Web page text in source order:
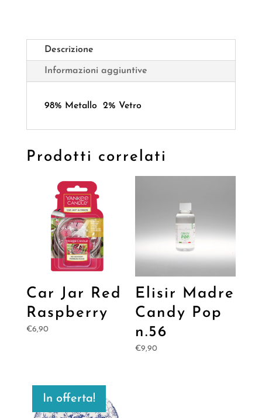
Descrizione
Informazioni aggiuntive
98% Metallo 2% Vetro
Prodotti correlati
Car Jar Red
Raspberry
€6,90
Elisir Madre
Candy Pop
n.56
€9,90
In offerta!